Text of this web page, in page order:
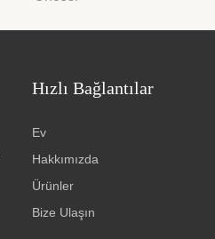
Hızlı Bağlantılar
Ev
Hakkımızda
Ürünler
Bize Ulaşın